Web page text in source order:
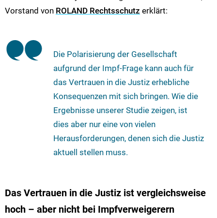
Vorstand von ROLAND Rechtsschutz erklärt:
Die Polarisierung der Gesellschaft
aufgrund der Impf-Frage kann auch für
das Vertrauen in die Justiz erhebliche
Konsequenzen mit sich bringen. Wie die
Ergebnisse unserer Studie zeigen, ist
dies aber nur eine von vielen
Herausforderungen, denen sich die Justiz
aktuell stellen muss.
Das Vertrauen in die Justiz ist vergleichsweise
hoch – aber nicht bei Impfverweigerern